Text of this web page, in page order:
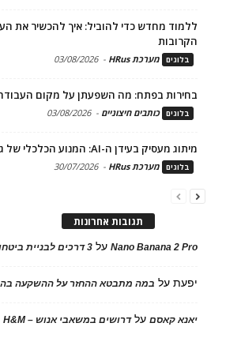
ללמוד מחדש כדי להוביל: איך להכשיר את
הקרובות
בלוגים מערכת HRus -
03/08/2026
בחירות בפתח: מה השפעתן על מקום
בלוגים כותבים חיצוניים -
03/08/2026
מיתוג מעסיק בעידן ה-AI: המנוע הכלכלי של גיוס ושימור טלנטים
בלוגים מערכת HRus -
30/07/2026
תגובות אחרונות
Nano Banana 2 Proעל 3 דרכים לבניית ביטחון עצמי של עובדים
יפעתעל במה מתבטא ההחזר על ההשקעה
יאנא קאסםעלדרושים במשאבי אנוש – H&M